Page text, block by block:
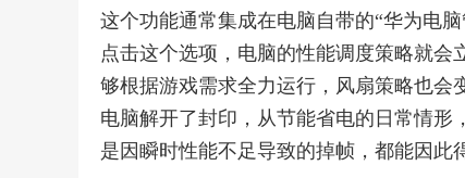
这个功能通常集成在电脑自带的“华为电
点击这个选项，电脑的性能调度策略就会
够根据游戏需求全力运行，风扇策略也会
电脑解开了封印，从节能省电的日常情
是因瞬时性能不足导致的掉帧，都能因此